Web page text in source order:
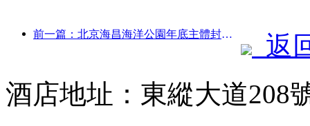
前一篇：北京海昌海洋公園年底主體封頂 預計2027年建成開放
返
酒店地址：東縱大道208